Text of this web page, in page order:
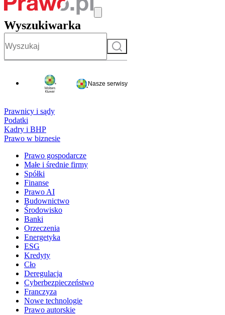
Wyszukiwarka
Szukaj
Nasze serwisy
Prawnicy i sądy
Podatki
Kadry i BHP
Prawo w biznesie
Prawo gospodarcze
Małe i średnie firmy
Spółki
Finanse
Prawo AI
Budownictwo
Środowisko
Banki
Orzeczenia
Energetyka
ESG
Kredyty
Cło
Deregulacja
Cyberbezpieczeństwo
Franczyza
Nowe technologie
Prawo autorskie